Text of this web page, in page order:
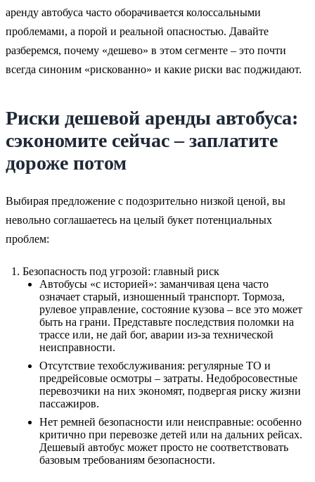
аренду автобуса часто оборачивается колоссальными
проблемами, а порой и реальной опасностью. Давайте
разберемся, почему «дешево» в этом сегменте – это почти
всегда синоним «рискованно» и какие риски вас поджидают.
Риски дешевой аренды автобуса:
сэкономите сейчас – заплатите
дороже потом
Выбирая предложение с подозрительно низкой ценой, вы
невольно соглашаетесь на целый букет потенциальных
проблем:
Безопасность под угрозой: главный риск
Автобусы «с историей»: заманчивая цена часто
означает старый, изношенный транспорт. Тормоза,
рулевое управление, состояние кузова – все это может
быть на грани. Представьте последствия поломки на
трассе или, не дай бог, аварии из-за технической
неисправности.
Отсутствие техобслуживания: регулярные ТО и
предрейсовые осмотры – затраты. Недобросовестные
перевозчики на них экономят, подвергая риску жизни
пассажиров.
Нет ремней безопасности или неисправные: особенно
критично при перевозке детей или на дальних рейсах.
Дешевый автобус может просто не соответствовать
базовым требованиям безопасности.